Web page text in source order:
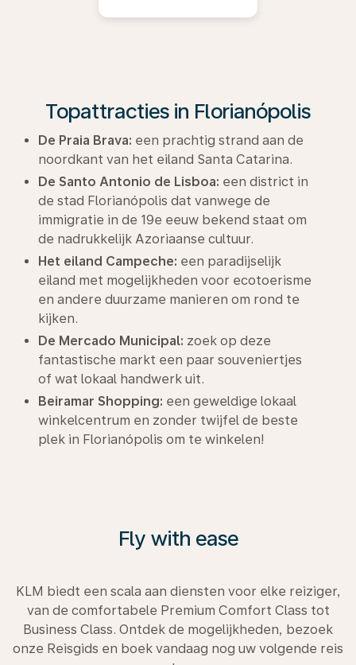
Topattracties in Florianópolis
De Praia Brava: een prachtig strand aan de
noordkant van het eiland Santa Catarina.
De Santo Antonio de Lisboa: een district in
de stad Florianópolis dat vanwege de
immigratie in de 19e eeuw bekend staat om
de nadrukkelijk Azoriaanse cultuur.
Het eiland Campeche: een paradijselijk
eiland met mogelijkheden voor ecotoerisme
en andere duurzame manieren om rond te
kijken.
De Mercado Municipal: zoek op deze
fantastische markt een paar souveniertjes
of wat lokaal handwerk uit.
Beiramar Shopping: een geweldige lokaal
winkelcentrum en zonder twijfel de beste
plek in Florianópolis om te winkelen!
Fly with ease
KLM biedt een scala aan diensten voor elke reiziger,
van de comfortabele Premium Comfort Class tot
Business Class. Ontdek de mogelijkheden, bezoek
onze Reisgids en boek vandaag nog uw volgende reis